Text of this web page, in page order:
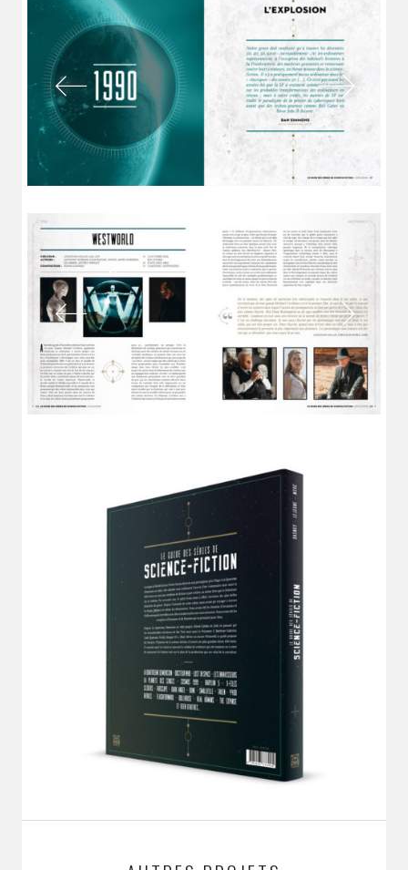
STUDIO MAGO
Directeur Artistiqueetgraphiste pluridisciplinaire
et comédiende fictions sonores et séries